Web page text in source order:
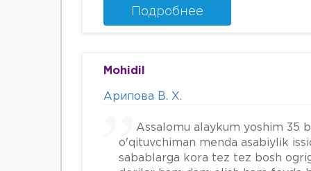
Энди Нима килшини билмай
34га кирдим 3та фарзанди бор
Подробнее
Mohidil
Арипова В. Х.
Assalomu alaykum yoshim 35
o'qituvchiman menda asabiylik
sabablarga kora tez tez bosh